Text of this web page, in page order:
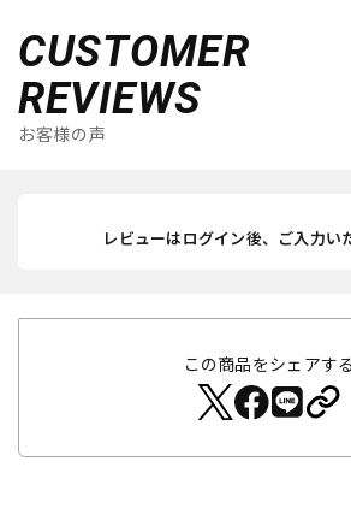
CUSTOMER
REVIEWS
お客様の声
レビューはログイン後、ご入力い
この商品をシェアする